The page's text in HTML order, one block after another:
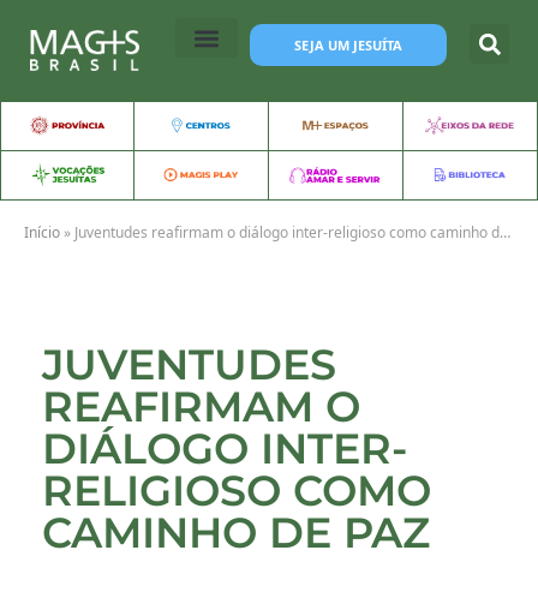
SEJA UM JESUÍTA
Início » Juventudes reafirmam o diálogo inter-religioso como caminho de paz
JUVENTUDES
REAFIRMAM O
DIÁLOGO INTER-
RELIGIOSO COMO
CAMINHO DE PAZ